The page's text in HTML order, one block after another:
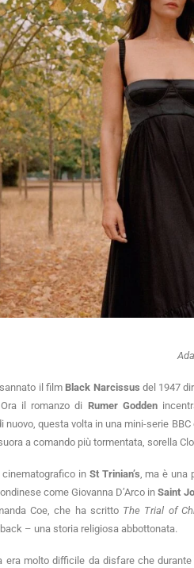
il film Black Narcissus del 1947
il romanzo di Rumer Godden
nuovo, questa volta in una mini-serie
a comando più tormentata, sorella
in St Trinian’s , ma è
come Giovanna D’Arco inSaint
Coe, che ha scritto The Trial of
– una storia religiosa abbottonata.
era molto difficile da disfare che